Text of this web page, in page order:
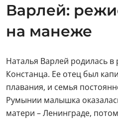
Варлей:
на манеже
Наталья Варлей родилась
Констанца. Ее отец был
плавания, и семья
Румынии малышка
матери – Ленинграде,